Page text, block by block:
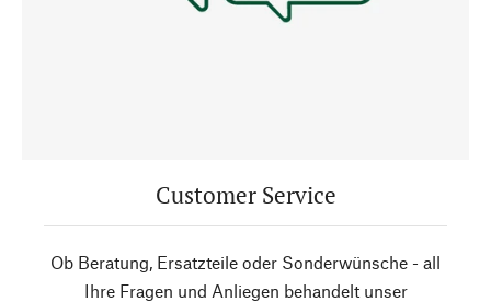
Customer Service
Ob Beratung, Ersatzteile oder Sonderwünsche - all
Ihre Fragen und Anliegen behandelt unser